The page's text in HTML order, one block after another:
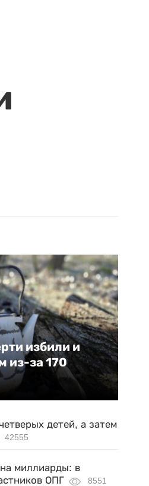
избили и
из-за 170
детей, а затем
42555
миллиарды: в
ОПГ
8551